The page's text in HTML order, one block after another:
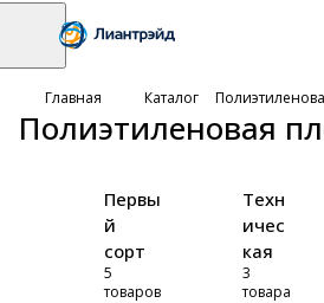
Главная Каталог
Полиэтиленовая
Первы
й
сорт
5
товаров
Техн
ичес
кая
3
товара